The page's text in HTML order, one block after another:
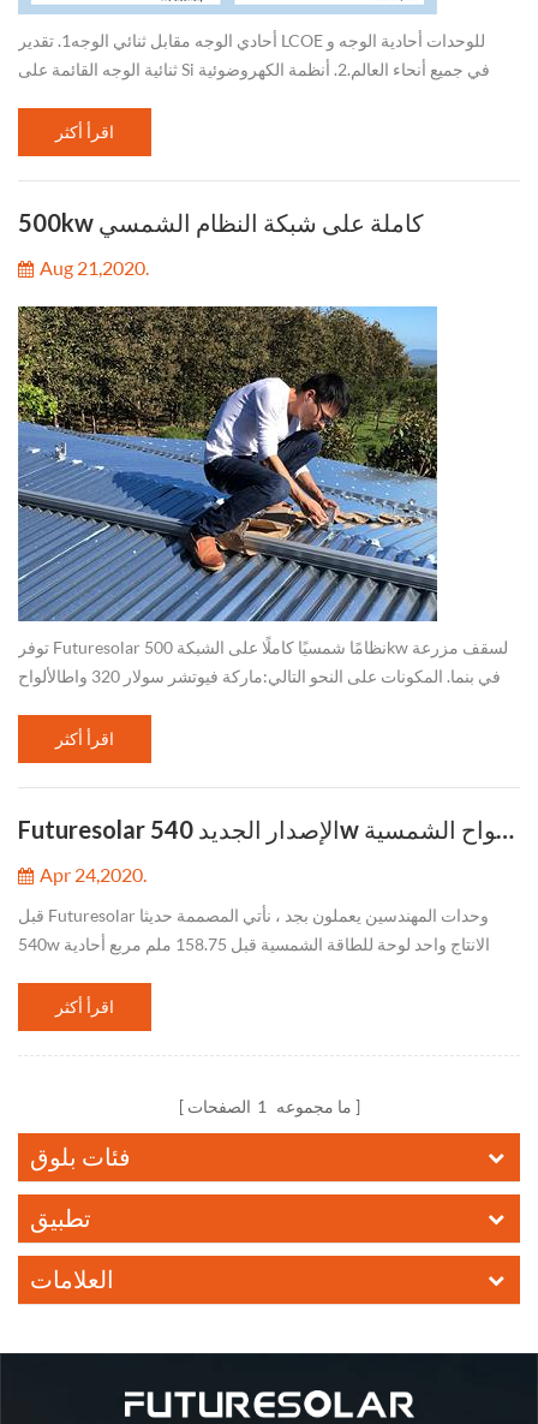
أحادي الوجه مقابل ثنائي الوجه1. تقدير LCOE للوحدات أحادية الوجه و
ثنائية الوجه القائمة على Si في جميع أنحاء العالم.2. أنظمة الكهروضوئية
اقرأ أكثر
500kw كاملة على شبكة النظام الشمسي
Aug 21,2020.
توفر Futuresolar نظامًا شمسيًا كاملًا على الشبكة 500kw لسقف مزرعة
في بنما. المكونات على النحو التالي:ماركة فيوتشر سولار 320 واطالألواح
اقرأ أكثر
Futuresolar الإصدار الجديد 540w الألواح الشمسية
Apr 24,2020.
قبل Futuresolar وحدات المهندسين يعملون بجد ، نأتي المصممة حديثا
540w الانتاج واحد لوحة للطاقة الشمسية قبل 158.75 ملم مربع أحادية
اقرأ أكثر
ما مجموعه 1 الصفحات
فئات بلوق
تطبيق
العلامات